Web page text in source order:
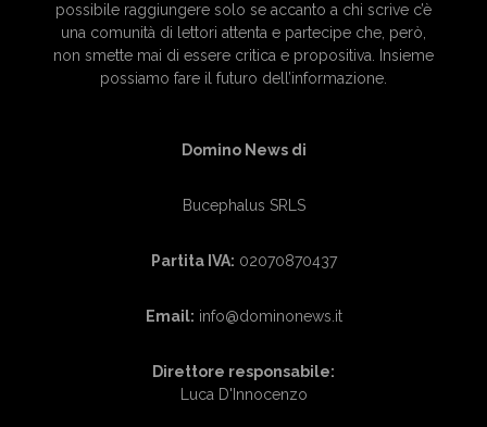
possibile raggiungere solo se accanto a chi scrive c’è
una comunità di lettori attenta e partecipe che, però,
non smette mai di essere critica e propositiva. Insieme
possiamo fare il futuro dell’informazione.
Domino News di
Bucephalus SRLS
Partita IVA: 02070870437
Email: info@dominonews.it
Direttore responsabile:
Luca D'Innocenzo